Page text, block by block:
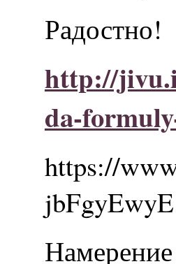
Радостно!
http://
da-
https://
jbFgyEwyE